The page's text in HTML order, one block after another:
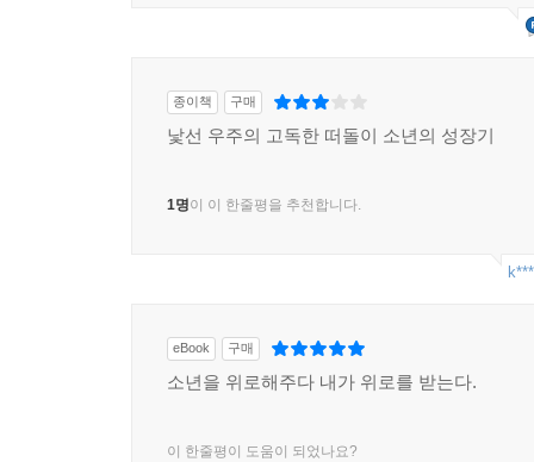
종이책 구매
낯선 우주의 고독한 떠돌이 소년의 성장기
1명이 이 한줄평을 추천합니다.
eBook 구매
소년을 위로해주다 내가 위로를 받는다.
이 한줄평이 도움이 되었나요?